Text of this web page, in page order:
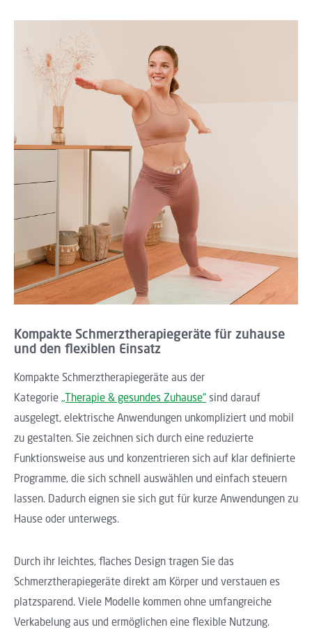
Kompakte Schmerztherapiegeräte für zuhause
und den flexiblen Einsatz
Kompakte Schmerztherapiegeräte aus der
Kategorie „Therapie & gesundes Zuhause“ sind darauf
ausgelegt, elektrische Anwendungen unkompliziert und mobil
zu gestalten. Sie zeichnen sich durch eine reduzierte
Funktionsweise aus und konzentrieren sich auf klar definierte
Programme, die sich schnell auswählen und einfach steuern
lassen. Dadurch eignen sie sich gut für kurze Anwendungen zu
Hause oder unterwegs.
Durch ihr leichtes, flaches Design tragen Sie das
Schmerztherapiegeräte direkt am Körper und verstauen es
platzsparend. Viele Modelle kommen ohne umfangreiche
Verkabelung aus und ermöglichen eine flexible Nutzung.